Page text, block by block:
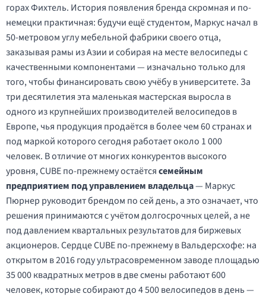
горах Фихтель. История появления бренда скромная и по-
немецки практичная: будучи ещё студентом, Маркус начал в
50-метровом углу мебельной фабрики своего отца,
заказывая рамы из Азии и собирая на месте велосипеды с
качественными компонентами — изначально только для
того, чтобы финансировать свою учёбу в университете. За
три десятилетия эта маленькая мастерская выросла в
одного из крупнейших производителей велосипедов в
Европе, чья продукция продаётся в более чем 60 странах и
под маркой которого сегодня работает около 1 000
человек. В отличие от многих конкурентов высокого
уровня, CUBE по-прежнему остаётсясемейным
предприятием под управлением владельца— Маркус
Пюрнер руководит брендом по сей день, а это означает, что
решения принимаются с учётом долгосрочных целей, а не
под давлением квартальных результатов для биржевых
акционеров. Сердце CUBE по-прежнему в Вальдерсхофе: на
открытом в 2016 году ультрасовременном заводе площадью
35 000 квадратных метров в две смены работают 600
человек, которые собирают до 4 500 велосипедов в день —